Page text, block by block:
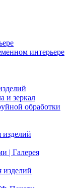
интерьере
и зеркал
обработки
изделий
| Галерея
изделий